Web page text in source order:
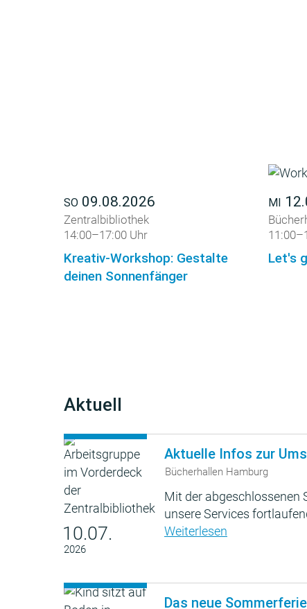
SO 09.08.2026
Zentralbibliothek
14:00–17:00 Uhr
Kreativ-Workshop: Gestalte
deinen Sonnenfänger
MI
Let's
Aktuell
10.07.
2026
Aktuelle Infos zur
Bücherhallen Hamburg
Mit der abgeschlossenen
unsere Services
Weiterlesen
Das neue